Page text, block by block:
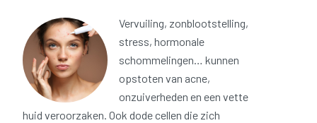
Vervuiling, zonblootstelling,
stress, hormonale
schommelingen… kunnen
opstoten van acne,
onzuiverheden en een vette
huid veroorzaken. Ook dode cellen die zich